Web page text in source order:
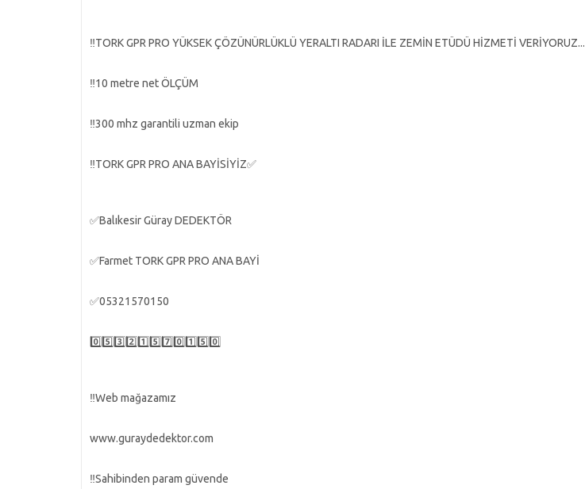
‼️TORK GPR PRO YÜKSEK ÇÖZÜNÜRLÜKLÜ YERALTI RADARI İLE ZEMİN ETÜDÜ HİZMETİ VERİYORUZ...
‼️10 metre net ÖLÇÜM
‼️300 mhz garantili uzman ekip
‼️TORK GPR PRO ANA BAYİSİYİZ✅
✅Balıkesir Güray DEDEKTÖR
✅Farmet TORK GPR PRO ANA BAYİ
✅05321570150
0️⃣5️⃣3️⃣2️⃣1️⃣5️⃣7️⃣0️⃣1️⃣5️⃣0️⃣
‼️Web mağazamız
www.guraydedektor.com
‼️Sahibinden param güvende